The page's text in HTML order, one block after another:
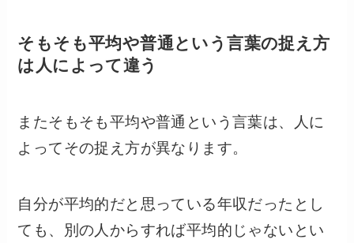
そもそも平均や普通という言葉の捉え方
は人によって違う
またそもそも平均や普通という言葉は、人に
よってその捉え方が異なります。
自分が平均的だと思っている年収だったとし
ても、別の人からすれば平均的じゃないとい